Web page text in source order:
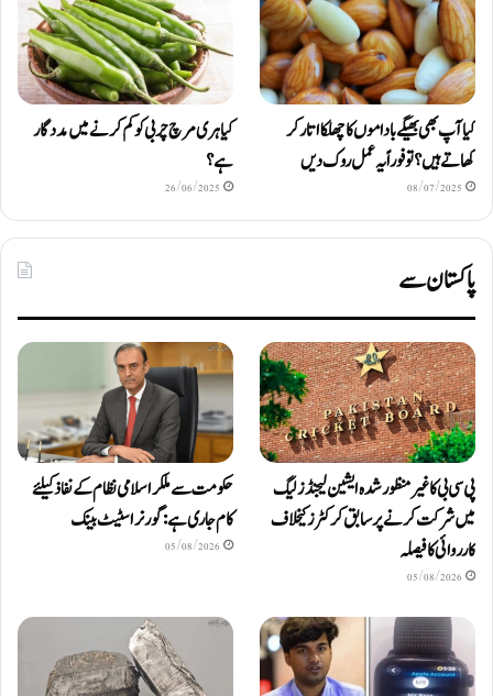
کیا آپ بھی بھیگے باداموں کا چھلکا اتار کر
کھاتے ہیں؟ تو فوراً یہ عمل روک دیں
08/07/2025
کیا ہری مرچ چربی کو کم کرنے میں مددگار
ہے؟
26/06/2025
پاکستان سے
پی سی بی کا غیر منظور شدہ ایشین لیجنڈز لیگ
میں شرکت کرنے پر سابق کرکٹرز کیخلاف
کارروائی کا فیصلہ
05/08/2026
حکومت سے ملکر اسلامی نظام کے نفاذ کیلئے
کام جاری ہے: گورنر اسٹیٹ بینک
05/08/2026